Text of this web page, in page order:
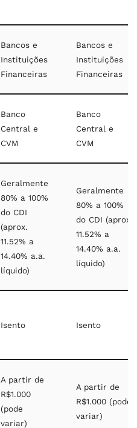
Bancos e
Instituições
Financeiras
Bancos e
Instituições
Financeiras
Banco
Central e
CVM
Banco
Central e
CVM
Geralmente
80% a 100%
do CDI
(aprox.
11.52% a
14.40% a.a.
líquido)
Geralmente
80% a 100%
do CDI (aprox.
11.52% a
14.40% a.a.
líquido)
Isento Isento
A partir de
R$1.000
(pode
variar)
A partir de
R$1.000 (pode
variar)